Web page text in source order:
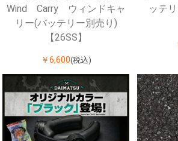
Wind Carry ウィンドキャ
リー(バッテリー別売り)
【26SS】
￥6,600(税込)
ッテ